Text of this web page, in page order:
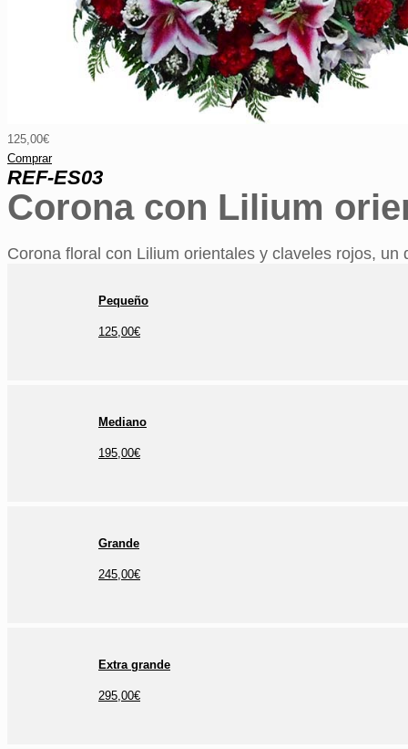
125,00€
Comprar
REF-ES03
Corona con Lilium
Corona floral con Lilium orientales y claveles rojos,
Pequeño
125,00€
Mediano
195,00€
Grande
245,00€
Extra grande
295,00€